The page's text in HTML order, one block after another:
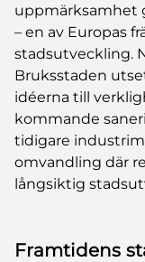
uppmärksamhet
– en av Europas
stadsutveckling.
Bruksstaden
idéerna till
kommande
tidigare
omvandling där
långsiktig
Framtidens